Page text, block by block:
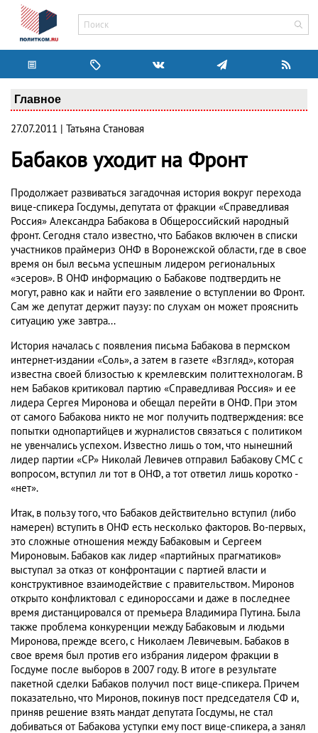
Главное
27.07.2011 | Татьяна Становая
Бабаков уходит на Фронт
Продолжает развиваться загадочная история вокруг перехода
вице-спикера Госдумы, депутата от фракции «Справедливая
Россия» Александра Бабакова в Общероссийский народный
фронт. Сегодня стало известно, что Бабаков включен в списки
участников праймериз ОНФ в Воронежской области, где в свое
время он был весьма успешным лидером региональных
«эсеров». В ОНФ информацию о Бабакове подтвердить не
могут, равно как и найти его заявление о вступлении во Фронт.
Сам же депутат держит паузу: по слухам он может прояснить
ситуацию уже завтра...
История началась с появления письма Бабакова в пермском
интернет-издании «Соль», а затем в газете «Взгляд», которая
известна своей близостью к кремлевским политтехнологам. В
нем Бабаков критиковал партию «Справедливая Россия» и ее
лидера Сергея Миронова и обещал перейти в ОНФ. При этом
от самого Бабакова никто не мог получить подтверждения: все
попытки однопартийцев и журналистов связаться с политиком
не увенчались успехом. Известно лишь о том, что нынешний
лидер партии «СР» Николай Левичев отправил Бабакову СМС с
вопросом, вступил ли тот в ОНФ, а тот ответил лишь коротко -
«нет».
Итак, в пользу того, что Бабаков действительно вступил (либо
намерен) вступить в ОНФ есть несколько факторов. Во-первых,
это сложные отношения между Бабаковым и Сергеем
Мироновым. Бабаков как лидер «партийных прагматиков»
выступал за отказ от конфронтации с партией власти и
конструктивное взаимодействие с правительством. Миронов
открыто конфликтовал с единороссами и даже в последнее
время дистанцировался от премьера Владимира Путина. Была
также проблема конкуренции между Бабаковым и людьми
Миронова, прежде всего, с Николаем Левичевым. Бабаков в
свое время был против его избрания лидером фракции в
Госдуме после выборов в 2007 году. В итоге в результате
пакетной сделки Бабаков получил пост вице-спикера. Причем
показательно, что Миронов, покинув пост председателя СФ и,
приняв решение взять мандат депутата Госдумы, не стал
добиваться от Бабакова уступки ему пост вице-спикера, а занял